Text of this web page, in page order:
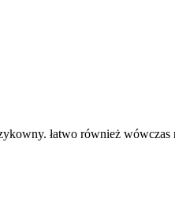
łatwo również